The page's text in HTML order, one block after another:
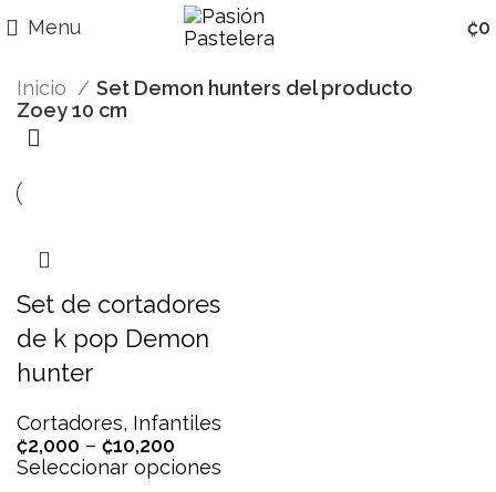
Menu ₡0
Inicio
Set Demon hunters del producto
Zoey 10 cm
Set de cortadores
de k pop Demon
hunter
Cortadores, Infantiles
₡2,000 – ₡10,200
Seleccionar opciones